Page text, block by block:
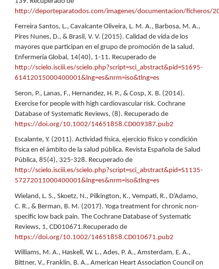
http://deporteparatodos.com/imagenes/documentacion/ficheros/
Ferreira Santos, L., Cavalcante Oliveira, L. M. A., Barbosa, M. A.,
Pires Nunes, D., & Brasil, V. V. (2015). Calidad de vida de los
mayores que participan en el grupo de promoción de la salud.
Enfermería Global, 14(40), 1-11. Recuperado de
http://scielo.isciii.es/scielo.php?script=sci_abstract&pid=S1695-
61412015000400001&lng=es&nrm=iso&tlng=es
Seron, P., Lanas, F., Hernandez, H. P., & Cosp, X. B. (2014).
Exercise for people with high cardiovascular risk. Cochrane
Database of Systematic Reviews, (8). Recuperado de
https://doi.org/10.1002/14651858.CD009387.pub2
Escalante, Y. (2011). Actividad física, ejercicio físico y condición
física en el ámbito de la salud pública. Revista Española de Salud
Pública, 85(4), 325-328. Recuperado de
http://scielo.isciii.es/scielo.php?script=sci_abstract&pid=S1135-
57272011000400001&lng=es&nrm=iso&tlng=es
Wieland, L. S., Skoetz, N., Pilkington, K., Vempati, R., D’Adamo,
C. R., & Berman, B. M. (2017). Yoga treatment for chronic non-
specific low back pain. The Cochrane Database of Systematic
Reviews, 1, CD010671.Recuperado de
https://doi.org/10.1002/14651858.CD010671.pub2
Williams, M. A., Haskell, W. L., Ades, P. A., Amsterdam, E. A.,
Bittner, V., Franklin, B. A., American Heart Association Council on